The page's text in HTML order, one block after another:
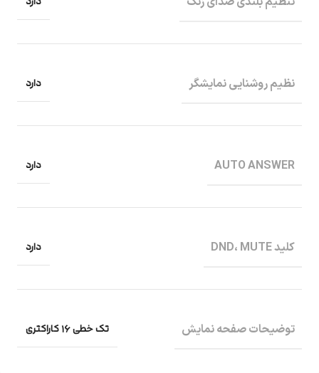
نظیم روشنایی نمایشگر دارد
AUTO ANSWER دارد
کلید DND، MUTE دارد
توضیحات صفحه نمایش تک خطی ۱۶ کاراکتری